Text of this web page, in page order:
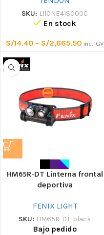
SKU: L110NE41S000C
En stock
S/14.40 – S/2,665.50 inc. IGV
HM65R-DT Linterna frontal
deportiva
FENIX LIGHT
SKU: HM65R-DT-black
Bajo pedido